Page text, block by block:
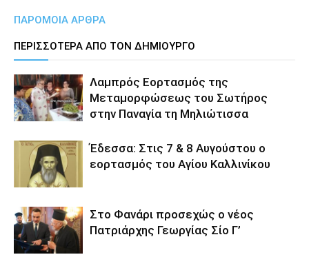
ΠΑΡΟΜΟΙΑ ΑΡΘΡΑ
ΠΕΡΙΣΣΟΤΕΡΑ ΑΠΟ ΤΟΝ ΔΗΜΙΟΥΡΓΟ
Λαμπρός Εορτασμός της
Μεταμορφώσεως του Σωτήρος
στην Παναγία τη Μηλιώτισσα
Έδεσσα: Στις 7 & 8 Αυγούστου ο
εορτασμός του Αγίου Καλλινίκου
Στο Φανάρι προσεχώς ο νέος
Πατριάρχης Γεωργίας Σίο Γ’